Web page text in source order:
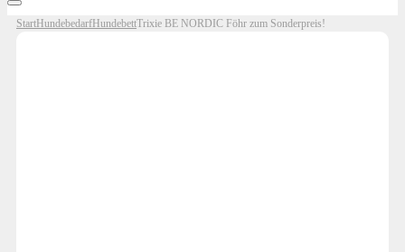
StartHundebedarfHundebettTrixie BE NORDIC Föhr zum Sonderpreis!